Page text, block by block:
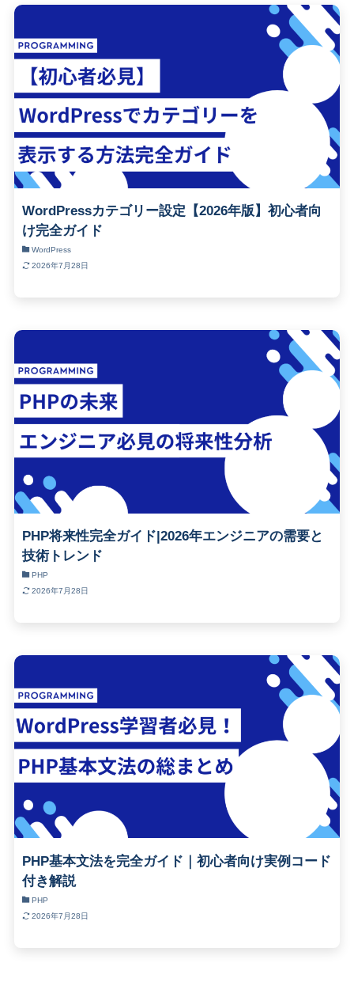
WordPressカテゴリー設定【2026年版】初心者向
け完全ガイド
2026年7月28日
WordPress
PHP将来性完全ガイド|2026年エンジニアの需要と
技術トレンド
2026年7月28日
PHP
PHP基本文法を完全ガイド｜初心者向け実例コード
付き解説
2026年7月28日
PHP